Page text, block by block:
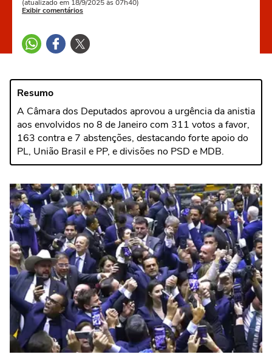
(atualizado em 18/9/2025 às 07h40)
Exibir comentários
Resumo
A Câmara dos Deputados aprovou a urgência da anistia
aos envolvidos no 8 de Janeiro com 311 votos a favor,
163 contra e 7 abstenções, destacando forte apoio do
PL, União Brasil e PP, e divisões no PSD e MDB.